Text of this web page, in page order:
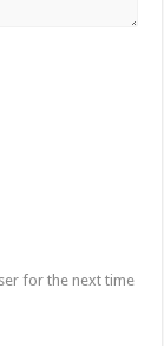
for the next time